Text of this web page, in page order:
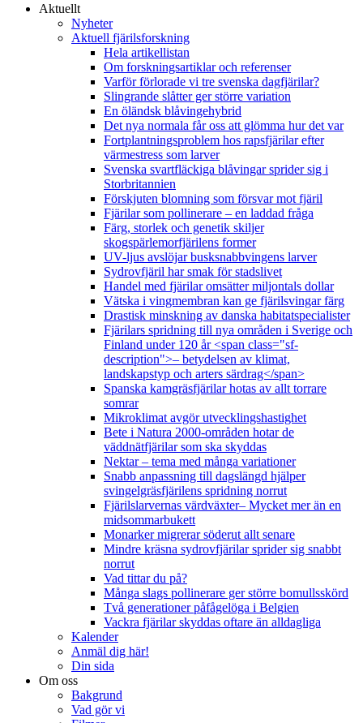
Aktuellt
Nyheter
Aktuell fjärilsforskning
Hela artikellistan
Om forskningsartiklar och referenser
Varför förlorade vi tre svenska dagfjärilar?
Slingrande slåtter ger större variation
En öländsk blåvingehybrid
Det nya normala får oss att glömma hur det var
Fortplantningsproblem hos rapsfjärilar efter
värmestress som larver
Svenska svartfläckiga blåvingar sprider sig i
Storbritannien
Förskjuten blomning som försvar mot fjäril
Fjärilar som pollinerare – en laddad fråga
Färg, storlek och genetik skiljer
skogspärlemorfjärilens former
UV-ljus avslöjar busksnabbvingens larver
Sydrovfjäril har smak för stadslivet
Handel med fjärilar omsätter miljontals dollar
Vätska i vingmembran kan ge fjärilsvingar färg
Drastisk minskning av danska habitatspecialister
Fjärilars spridning till nya områden i Sverige och
Finland under 120 år <span class="sf-
description">– betydelsen av klimat,
landskapstyp och arters särdrag</span>
Spanska kamgräsfjärilar hotas av allt torrare
somrar
Mikroklimat avgör utvecklingshastighet
Bete i Natura 2000-områden hotar de
väddnätfjärilar som ska skyddas
Nektar – tema med många variationer
Snabb anpassning till dagslängd hjälper
svingelgräsfjärilens spridning norrut
Fjärilslarvernas värdväxter– Mycket mer än en
midsommarbukett
Monarker migrerar söderut allt senare
Mindre kräsna sydrovfjärilar sprider sig snabbt
norrut
Vad tittar du på?
Många slags pollinerare ger större bomullsskörd
Två generationer påfågelöga i Belgien
Vackra fjärilar skyddas oftare än alldagliga
Kalender
Anmäl dig här!
Din sida
Om oss
Bakgrund
Vad gör vi